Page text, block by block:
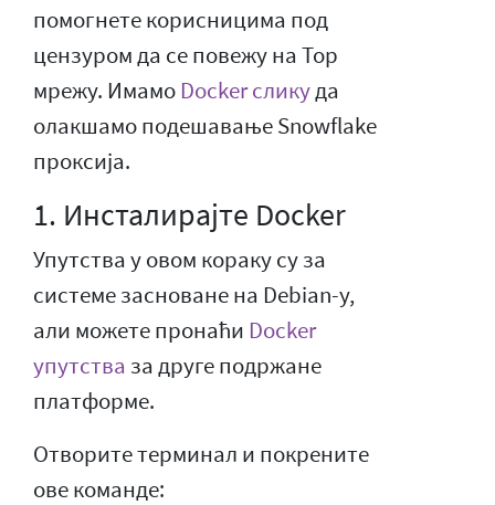
помогнете корисницима под
цензуром да се повежу на Тор
мрежу. Имамо Docker сликуда
олакшамо подешавање Snowflake
проксија.
1. Инсталирајте Docker
Упутства у овом кораку су за
системе засноване на Debian-у,
али можете пронаћи Docker
упутства за друге подржане
платформе.
Отворите терминал и покрените
ове команде: